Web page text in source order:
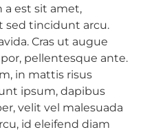
a est sit amet,
sed tincidunt arcu.
Cras ut augue
pellentesque ante.
in mattis risus
ipsum, dapibus
velit vel malesuada
id eleifend diam